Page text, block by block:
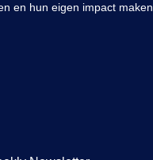
en hun eigen impact maken.